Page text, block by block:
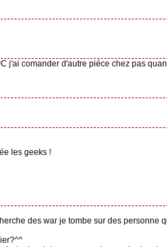
j'ai comander d'autre piéce chez pas
les geeks !
des war je tombe sur des personne